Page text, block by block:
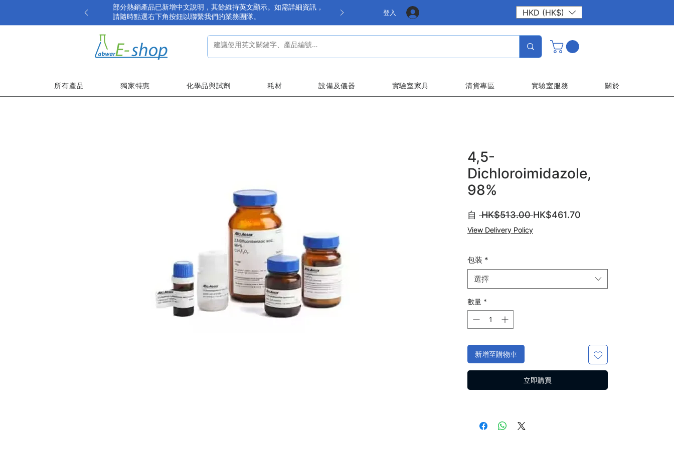
部分熱銷產品已新增中文說明，其餘維持英文顯示。如需詳細資訊，
請隨時點選右下角按鈕以聯繫我們的業務團隊。
登入 HKD (HK$)
所有產品 獨家特惠 化學品與試劑 耗材 設備及儀器 實驗室家具 清貨專區 實驗室服務 關於
4,5-
Dichloroimidazole,
98%
自 HK$513.00 一
般
HK$461.70
View Delivery Policy
包装 *
選擇
數量 *
新增至購物車
立即購買